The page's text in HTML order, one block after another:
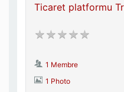
Ticaret platformu
1 Membre
1 Photo